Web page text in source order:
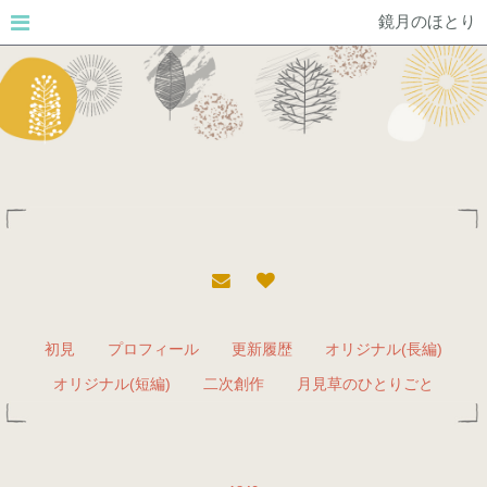
鏡月のほとり
初見 プロフィール 更新履歴
オリジナル(長編)
オリジナル(短編)
二次創作 月見草のひとりごと